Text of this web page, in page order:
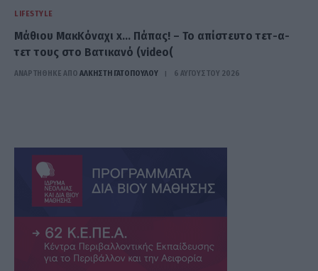
LIFESTYLE
Μάθιου ΜακΚόναχι x… Πάπας! – Το απίστευτο τετ-α-
τετ τους στο Βατικανό (video(
ΑΝΑΡΤΗΘΗΚΕ ΑΠΟ ΆΛΚΗΣΤΗ ΓΑΤΟΠΟΎΛΟΥ 6 ΑΥΓΟΎΣΤΟΥ 2026